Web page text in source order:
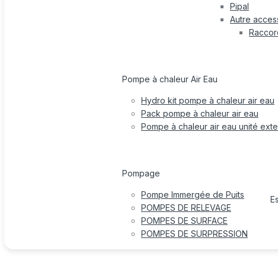
Pipal
Autre
Pompe à chaleur Air Eau
Hydro kit pompe à chaleur air eau
Pack pompe à chaleur air eau
Pompe à chaleur air eau unité
Pompage
Pompe Immergée de Puits
POMPES DE RELEVAGE
POMPES DE SURFACE
POMPES DE SURPRESSION